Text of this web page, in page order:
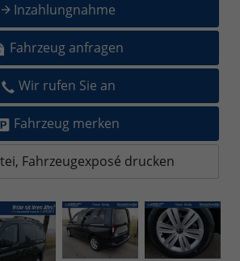
Inzahlungnahme
Fahrzeug anfragen
Wir rufen Sie an
Fahrzeug merken
Fahrzeugexposé drucken